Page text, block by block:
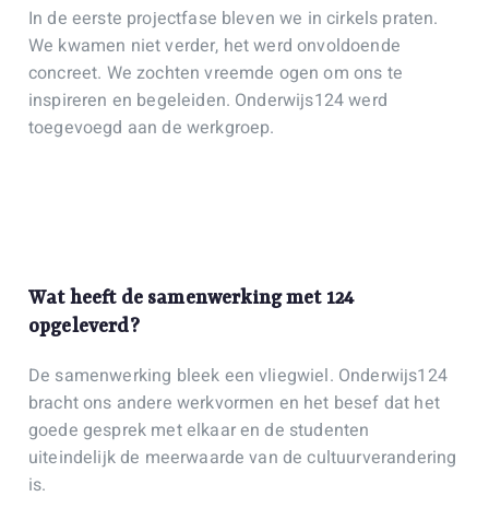
In de eerste projectfase bleven we in cirkels praten.
We kwamen niet verder, het werd onvoldoende
concreet. We zochten vreemde ogen om ons te
inspireren en begeleiden. Onderwijs124 werd
toegevoegd aan de werkgroep.
Wat heeft de samenwerking met 124
opgeleverd?
De samenwerking bleek een vliegwiel. Onderwijs124
bracht ons andere werkvormen en het besef dat het
goede gesprek met elkaar en de studenten
uiteindelijk de meerwaarde van de cultuurverandering
is.